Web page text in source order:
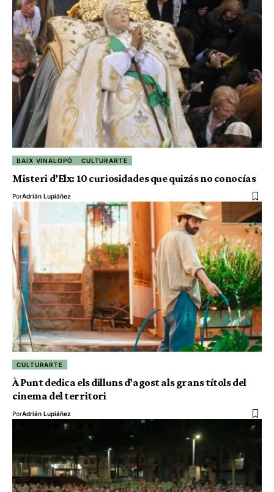
BAIX VINALOPÓ CULTURARTE
Misteri d’Elx: 10 curiosidades que quizás no conocías
PorAdrián Lupiáñez
CULTURARTE
À Punt dedica els dilluns d’agost als grans títols del
cinema del territori
PorAdrián Lupiáñez